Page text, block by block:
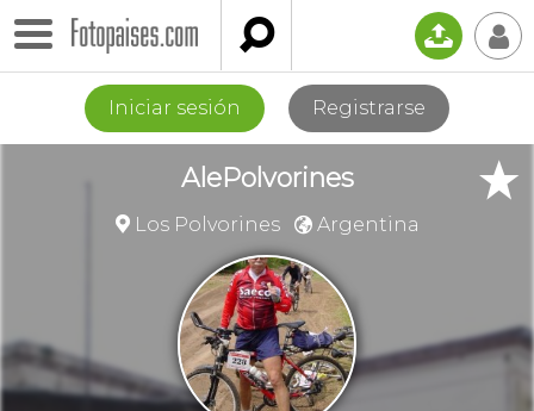
 📤 👤
Iniciar sesión Registrarse
AlePolvorines
Los Polvorines Argentina
★